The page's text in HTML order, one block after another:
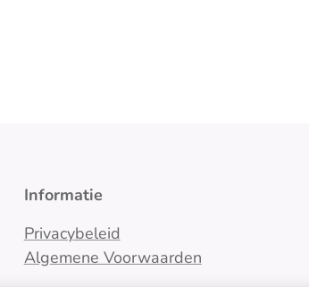
Informatie
Privacybeleid
Algemene Voorwaarden